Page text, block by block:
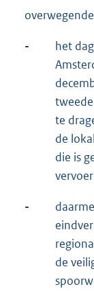
-
het
te
de
die is
-
de